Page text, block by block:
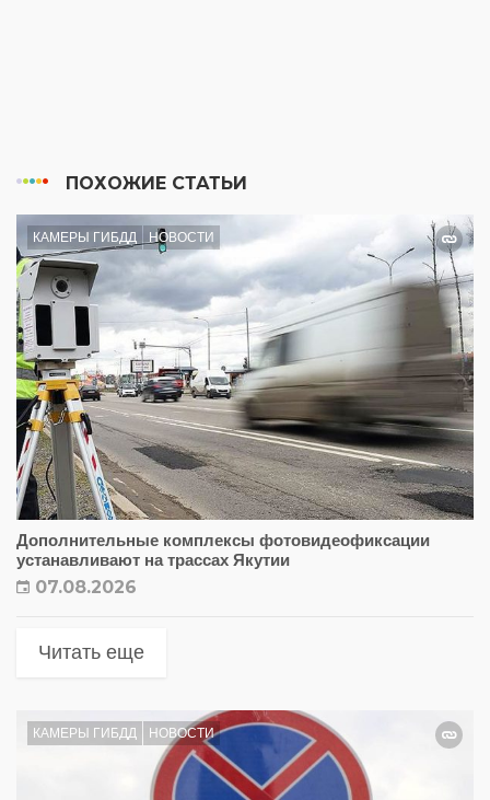
ПОХОЖИЕ СТАТЬИ
КАМЕРЫ ГИБДД НОВОСТИ
Дополнительные комплексы фотовидеофиксации
устанавливают на трассах Якутии
07.08.2026
Читать еще
КАМЕРЫ ГИБДД НОВОСТИ